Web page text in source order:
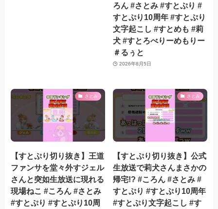
ろん #さとみ #すとぷり #
すとぷり10周年 #すとぷり
文字起こし #すとめも #莉
犬 #すとろべりーめもりー
＃るぅと
2026年8月5日
さとみ
【すとぷり切り抜き】王道
ファンサを堂々外すジェル
さんと突如生放送に現れる
現場ねこ #ころん #さとみ
#すとぷり #すとぷり10周
さとみ
【すとぷり切り抜き】公式
生放送で莉犬さんまさかの
帰宅!? #ころん #さとみ #
すとぷり #すとぷり10周年
#すとぷり文字起こし #す